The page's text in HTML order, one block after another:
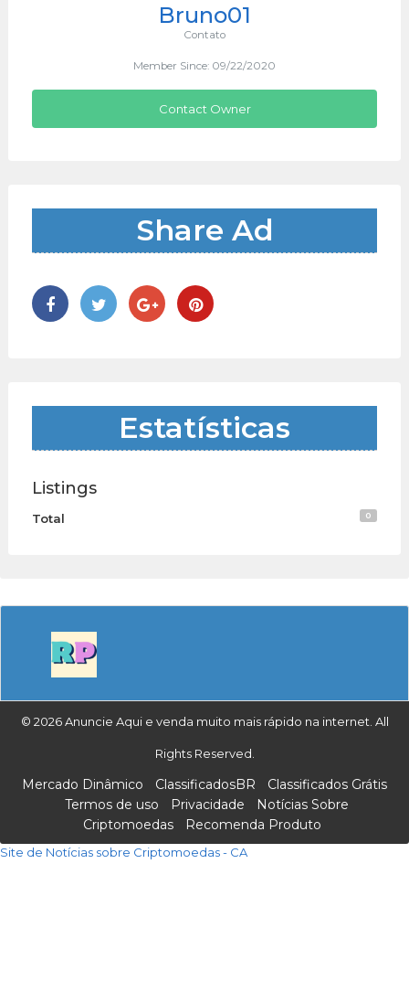
Bruno01
Contato
Member Since: 09/22/2020
Contact Owner
Share Ad
Estatísticas
Listings
Total 0
© 2026 Anuncie Aqui e venda muito mais rápido na internet. All
Rights Reserved.
Mercado Dinâmico ClassificadosBR
Classificados Grátis
Termos de uso
Privacidade
Notícias Sobre
Criptomoedas
Recomenda Produto
Site de Notícias sobre Criptomoedas - CA